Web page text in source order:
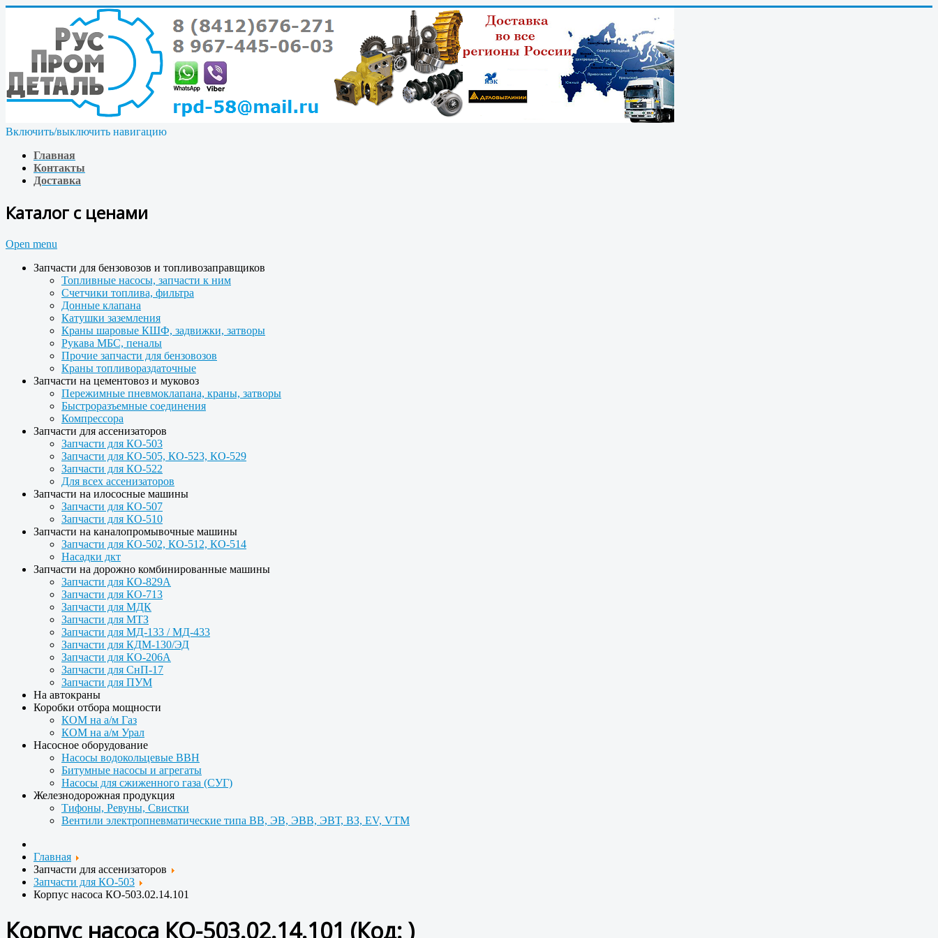
Включить/выключить навигацию
Главная
Контакты
Доставка
Каталог с ценами
Open menu
Запчасти для бензовозов и топливозаправщиков
Топливные насосы, запчасти к ним
Счетчики топлива, фильтра
Донные клапана
Катушки заземления
Краны шаровые КШФ, задвижки, затворы
Рукава МБС, пеналы
Прочие запчасти для бензовозов
Краны топливораздаточные
Запчасти на цементовоз и муковоз
Пережимные пневмоклапана, краны, затворы
Быстроразъемные соединения
Компрессора
Запчасти для ассенизаторов
Запчасти для КО-503
Запчасти для КО-505, КО-523, КО-529
Запчасти для КО-522
Для всех ассенизаторов
Запчасти на илососные машины
Запчасти для КО-507
Запчасти для КО-510
Запчасти на каналопромывочные машины
Запчасти для КО-502, КО-512, КО-514
Насадки дкт
Запчасти на дорожно комбинированные машины
Запчасти для КО-829А
Запчасти для КО-713
Запчасти для МДК
Запчасти для МТЗ
Запчасти для МД-133 / МД-433
Запчасти для КДМ-130/ЭД
Запчасти для КО-206А
Запчасти для СнП-17
Запчасти для ПУМ
На автокраны
Коробки отбора мощности
КОМ на а/м Газ
КОМ на а/м Урал
Насосное оборудование
Насосы водокольцевые ВВН
Битумные насосы и агрегаты
Насосы для сжиженного газа (СУГ)
Железнодорожная продукция
Тифоны, Ревуны, Свистки
Вентили электропневматические типа ВВ, ЭВ, ЭВВ, ЭВТ, ВЗ, EV, VTM
Главная
Запчасти для ассенизаторов
Запчасти для КО-503
Корпус насоса КО-503.02.14.101
Корпус насоса КО-503.02.14.101 (Код: )